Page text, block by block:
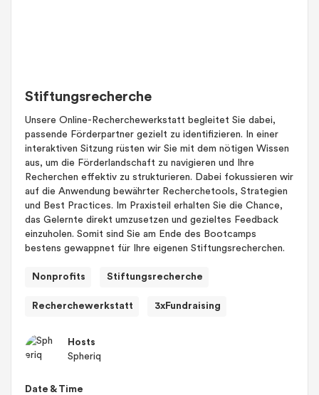
Stiftungsrecherche
Unsere Online-Recherchewerkstatt begleitet Sie dabei,
passende Förderpartner gezielt zu identifizieren. In einer
interaktiven Sitzung rüsten wir Sie mit dem nötigen Wissen
aus, um die Förderlandschaft zu navigieren und Ihre
Recherchen effektiv zu strukturieren. Dabei fokussieren wir
auf die Anwendung bewährter Recherchetools, Strategien
und Best Practices. Im Praxisteil erhalten Sie die Chance,
das Gelernte direkt umzusetzen und gezieltes Feedback
einzuholen. Somit sind Sie am Ende des Bootcamps
bestens gewappnet für Ihre eigenen Stiftungsrecherchen.
Nonprofits Stiftungsrecherche
Recherchewerkstatt 3xFundraising
Hosts
Spheriq
Date & Time